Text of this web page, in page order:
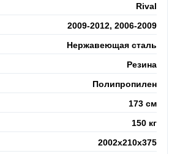
Rival
2009-2012, 2006-2009
Нержавеющая сталь
Резина
Полипропилен
173 см
150 кг
2002х210х375